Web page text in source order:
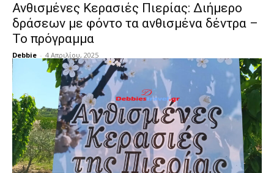
Ανθισμένες Κερασιές Πιερίας: Διήμερο
δράσεων με φόντο τα ανθισμένα δέντρα –
Το πρόγραμμα
Debbie - 4 Απριλίου, 2025